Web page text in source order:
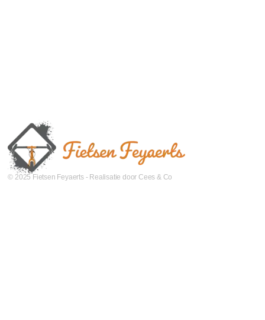
© 2025 Fietsen Feyaerts - Realisatie door Cees & Co